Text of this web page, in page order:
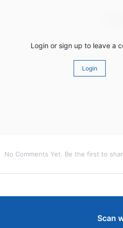
Login or sign up to leave a
Login
No Comments Yet. Be the first to
Scan